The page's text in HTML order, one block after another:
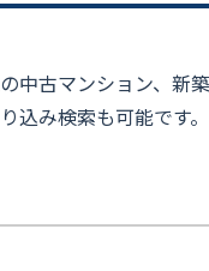
中古マンション、新
込み検索も可能です